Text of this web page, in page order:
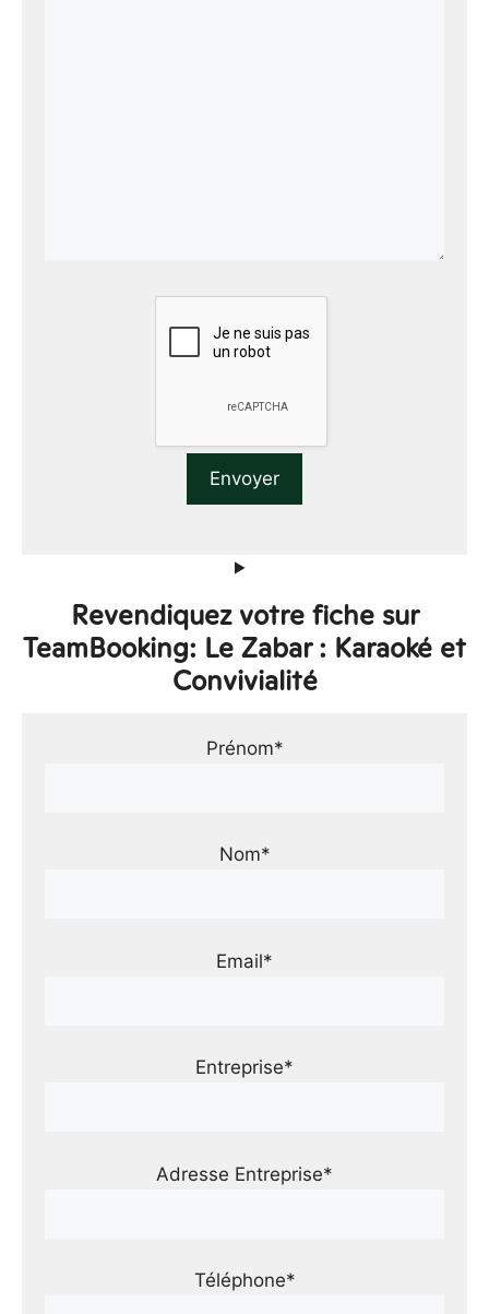
Revendiquez votre fiche sur
TeamBooking: Le Zabar : Karaoké et
Convivialité
Prénom*
Nom*
Email*
Entreprise*
Adresse Entreprise*
Téléphone*